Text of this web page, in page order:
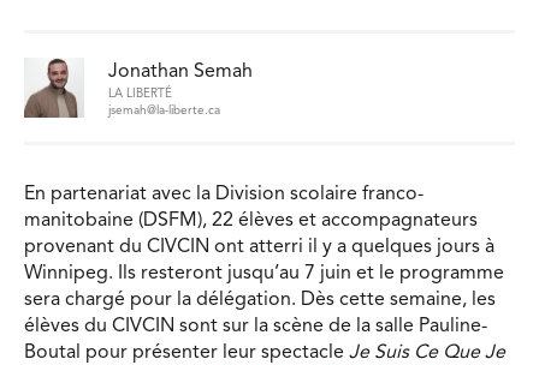
Jonathan Semah
LA LIBERTÉ
jsemah@la-liberte.ca
En partenariat avec la Division scolaire franco-
manitobaine (DSFM), 22 élèves et accompagnateurs
provenant du CIVCIN ont atterri il y a quelques jours à
Winnipeg. Ils resteront jusqu’au 7 juin et le programme
sera chargé pour la délégation. Dès cette semaine, les
élèves du CIVCIN sont sur la scène de la salle Pauline-
Boutal pour présenter leur spectacle Je Suis Ce Que Je